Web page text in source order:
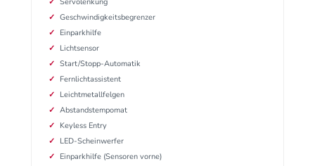
Geschwindigkeitsbegrenzer
Einparkhilfe
Lichtsensor
Start/Stopp-Automatik
Fernlichtassistent
Leichtmetallfelgen
Abstandstempomat
Keyless Entry
LED-Scheinwerfer
Einparkhilfe (Sensoren vorne)